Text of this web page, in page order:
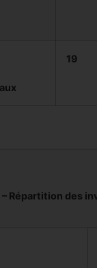
19
Répartition des